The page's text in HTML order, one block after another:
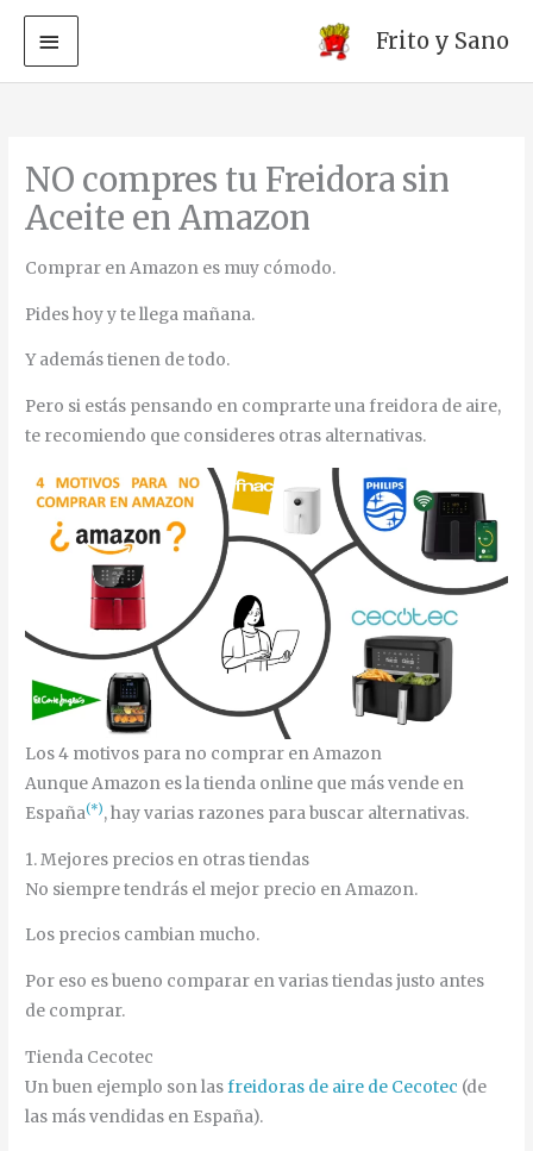
Ir
Frito y Sano
MENÚ
PRINCIPAL
NO compres tu Freidora sin
Aceite en Amazon
Comprar en Amazon es muy cómodo.
Pides hoy y te llega mañana.
Y además tienen de todo.
Pero si estás pensando en comprarte una freidora de aire,
te recomiendo que consideres otras alternativas.
Los 4 motivos para no comprar en Amazon
Aunque Amazon es la tienda online que más vende en
España(*), hay varias razones para buscar alternativas.
1. Mejores precios en otras tiendas
No siempre tendrás el mejor precio en Amazon.
Los precios cambian mucho.
Por eso es bueno comparar en varias tiendas justo antes
de comprar.
Tienda Cecotec
Un buen ejemplo son lasfreidoras de aire de Cecotec (de
las más vendidas en España).